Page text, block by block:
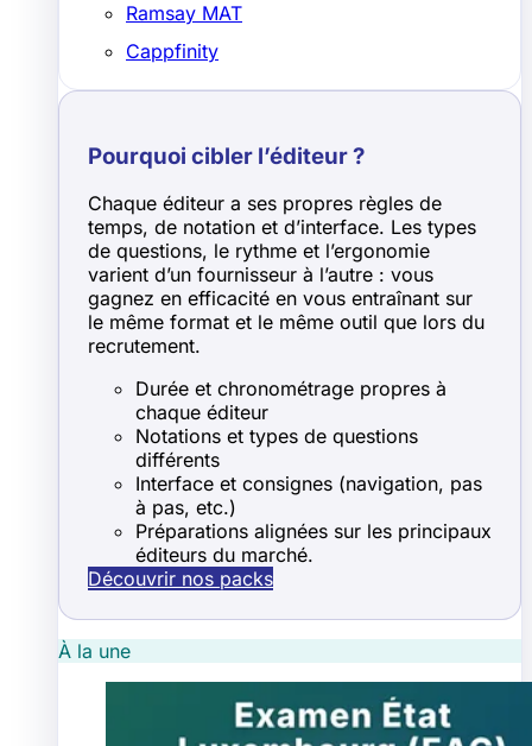
Ramsay MAT
Cappfinity
Pourquoi cibler l’éditeur ?
Chaque éditeur a ses propres règles de
temps, de notation et d’interface. Les types
de questions, le rythme et l’ergonomie
varient d’un fournisseur à l’autre : vous
gagnez en efficacité en vous entraînant sur
le même format et le même outil que lors du
recrutement.
Durée et chronométrage propres à
chaque éditeur
Notations et types de questions
différents
Interface et consignes (navigation, pas
à pas, etc.)
Préparations alignées sur les principaux
éditeurs du marché.
Découvrir nos packs
À la une